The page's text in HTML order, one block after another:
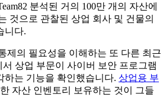
분석된 거의 100만 개의 자산에
것으로 관찰된 상업 회사 및 건물의
니다.
제의 필요성을 이해하는 또 다른 최근
서 상업 부문이 사이버 보안 프로그램
하는 기능을 확인했습니다. 상업용 부
자산 인벤토리 보유하는 것이 그들